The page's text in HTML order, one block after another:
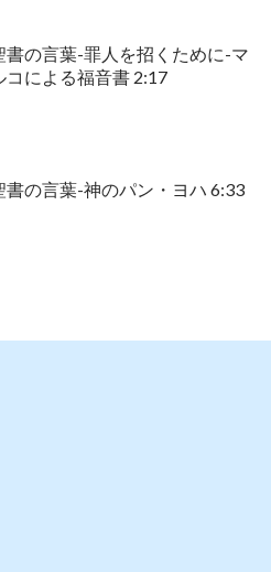
書の言葉-罪人を招くために-マ
コによる福音書 2:17
書の言葉-神のパン・ヨハ 6:33